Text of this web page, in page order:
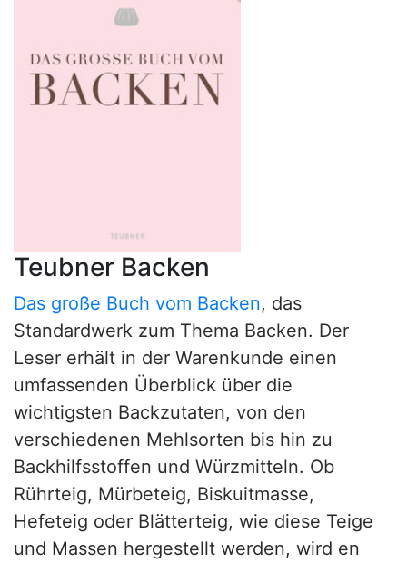
Teubner Backen
Das große Buch vom Backen, das
Standardwerk zum Thema Backen. Der
Leser erhält in der Warenkunde einen
umfassenden Überblick über die
wichtigsten Backzutaten, von den
verschiedenen Mehlsorten bis hin zu
Backhilfsstoffen und Würzmitteln. Ob
Rührteig, Mürbeteig, Biskuitmasse,
Hefeteig oder Blätterteig, wie diese Teige
und Massen hergestellt werden, wird en